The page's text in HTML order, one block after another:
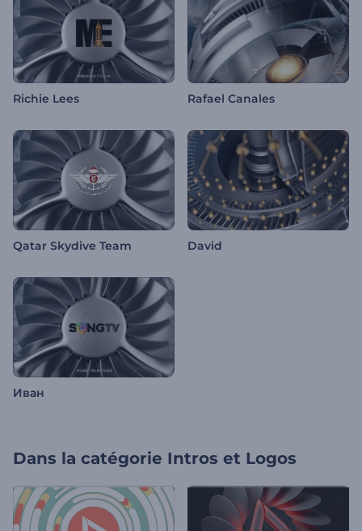
Richie Lees Rafael Canales
Qatar Skydive Team David
Иван
Dans la catégorie Intros et Logos